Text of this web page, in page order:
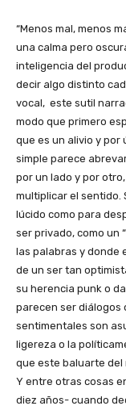
“Menos mal, menos
una calma pero
inteligencia del
decir algo distinto
vocal, este sutil
modo que primero
que es un alivio y por
simple parece
por un lado y por
multiplicar el sentido.
lúcido como para
ser privado, como un
las palabras y donde
de un ser tan
su herencia punk o
parecen ser diálogos
sentimentales son
ligereza o la
que este baluarte del
Y entre otras cosas
diez años- cuando